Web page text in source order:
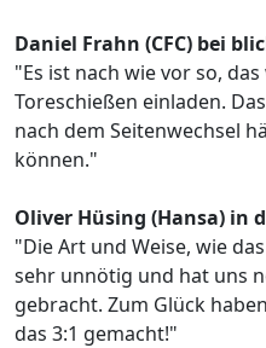
Daniel Frahn (CFC) bei
"Es ist nach wie vor so,
Toreschießen einladen.
nach dem Seitenwechsel
können."
Oliver Hüsing (Hansa) in
"Die Art und Weise, wie
sehr unnötig und hat uns
gebracht. Zum Glück
das 3:1 gemacht!"